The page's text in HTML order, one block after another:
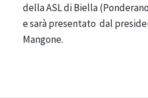
della ASL di Biella
e sarà presentato dal
Mangone.